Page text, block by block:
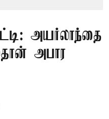
அயர்லாந்தை
அபார